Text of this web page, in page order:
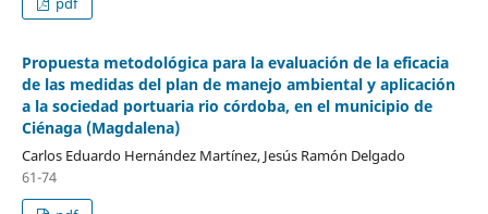
Propuesta metodológica para la evaluación de la eficacia
de las medidas del plan de manejo ambiental y aplicación
a la sociedad portuaria rio córdoba, en el municipio de
Ciénaga (Magdalena)
Carlos Eduardo Hernández Martínez, Jesús Ramón Delgado
61-74